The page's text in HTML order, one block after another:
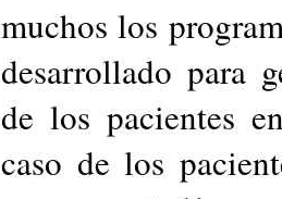
muchos los
desarrollado para
de los pacientes
caso de los